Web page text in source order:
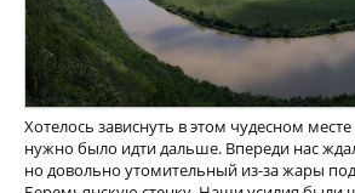
Хотелось зависнуть в этом чудесном
нужно было идти дальше. Впереди нас
но довольно утомительный из-за жары